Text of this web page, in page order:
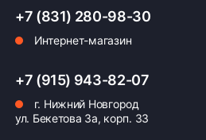
Оплата заказа
Возможна картой,
формирование счёта для
+7 (831) 280-98-30
Интернет-магазин
+7 (915) 943-82-07
г. Нижний Новгород
ул. Бекетова 3а, корп. 33